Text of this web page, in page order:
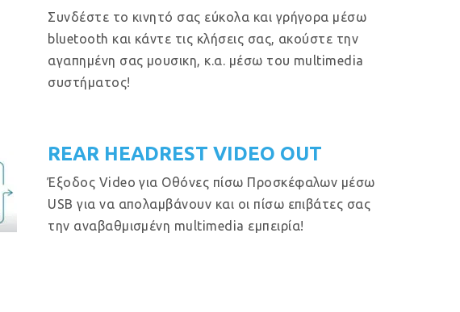
Συνδέστε το κινητό σας εύκολα και γρήγορα μέσω
bluetooth και κάντε τις κλήσεις σας, ακούστε την
αγαπημένη σας μουσικη, κ.α. μέσω του multimedia
συστήματος!
REAR HEADREST VIDEO OUT
Έξοδος Video για Οθόνες πίσω Προσκέφαλων μέσω
USB για να απολαμβάνουν και οι πίσω επιβάτες σας
την αναβαθμισμένη multimedia εμπειρία!